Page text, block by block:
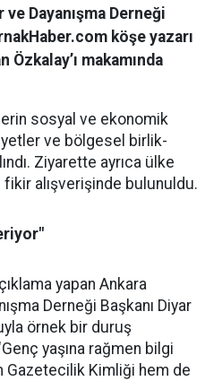
Dayanışma Derneği
köşe yazarı
makamında
sosyal ve ekonomik
ve bölgesel birlik-
Ziyarette ayrıca ülke
fikir alışverişinde bulunuldu.
yapan Ankara
Derneği Başkanı Diyar
örnek bir duruş
yaşına rağmen bilgi
Gazetecilik Kimliği hem de